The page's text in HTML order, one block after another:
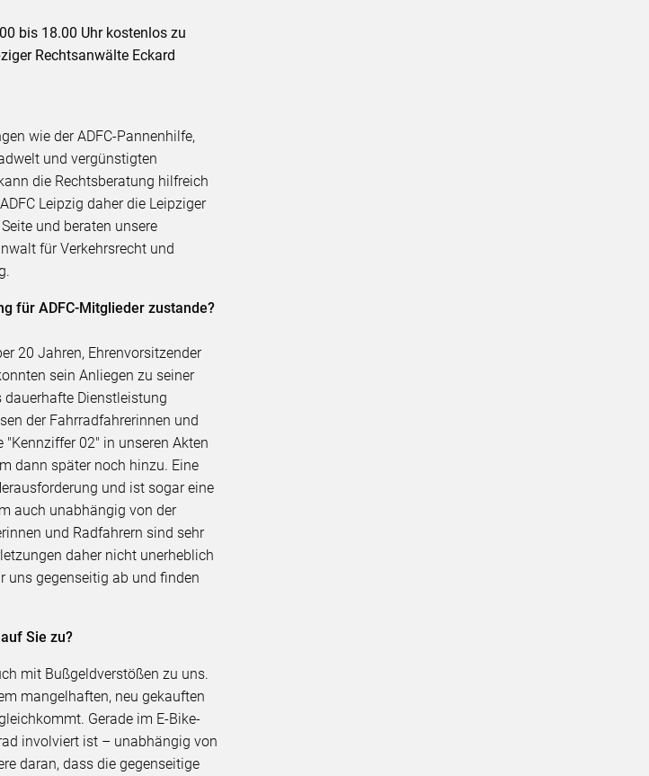
bis 18.00 Uhr kostenlos zu
Rechtsanwälte Eckard
wie der ADFC-Pannenhilfe,
und vergünstigten
die Rechtsberatung hilfreich
Leipzig daher die Leipziger
und beraten unsere
für Verkehrsrecht und
für ADFC-Mitglieder zustande?
20 Jahren, Ehrenvorsitzender
sein Anliegen zu seiner
Dienstleistung
der Fahrradfahrerinnen und
02" in unseren Akten
dann später noch hinzu. Eine
und ist sogar eine
auch unabhängig von der
und Radfahrern sind sehr
daher nicht unerheblich
uns gegenseitig ab und finden
Sie zu?
mit Bußgeldverstößen zu uns.
mangelhaften, neu gekauften
Gerade im E-Bike-
involviert ist – unabhängig von
daran, dass die gegenseitige